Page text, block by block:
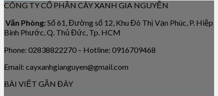
CÔNG TY CỔ PHẦN CÂY XANH GIA NGUYỄN
Văn Phòng: Số 61, Đường số 12, Khu Đô Thị Vạn Phúc, P. Hiệp
Bình Phước, Q. Thủ Đức, Tp. HCM
Phone: 02838822270 – Hotline: 0916709468
Email: cayxanhgianguyen@gmail.com
BÀI VIẾT GẦN ĐÂY